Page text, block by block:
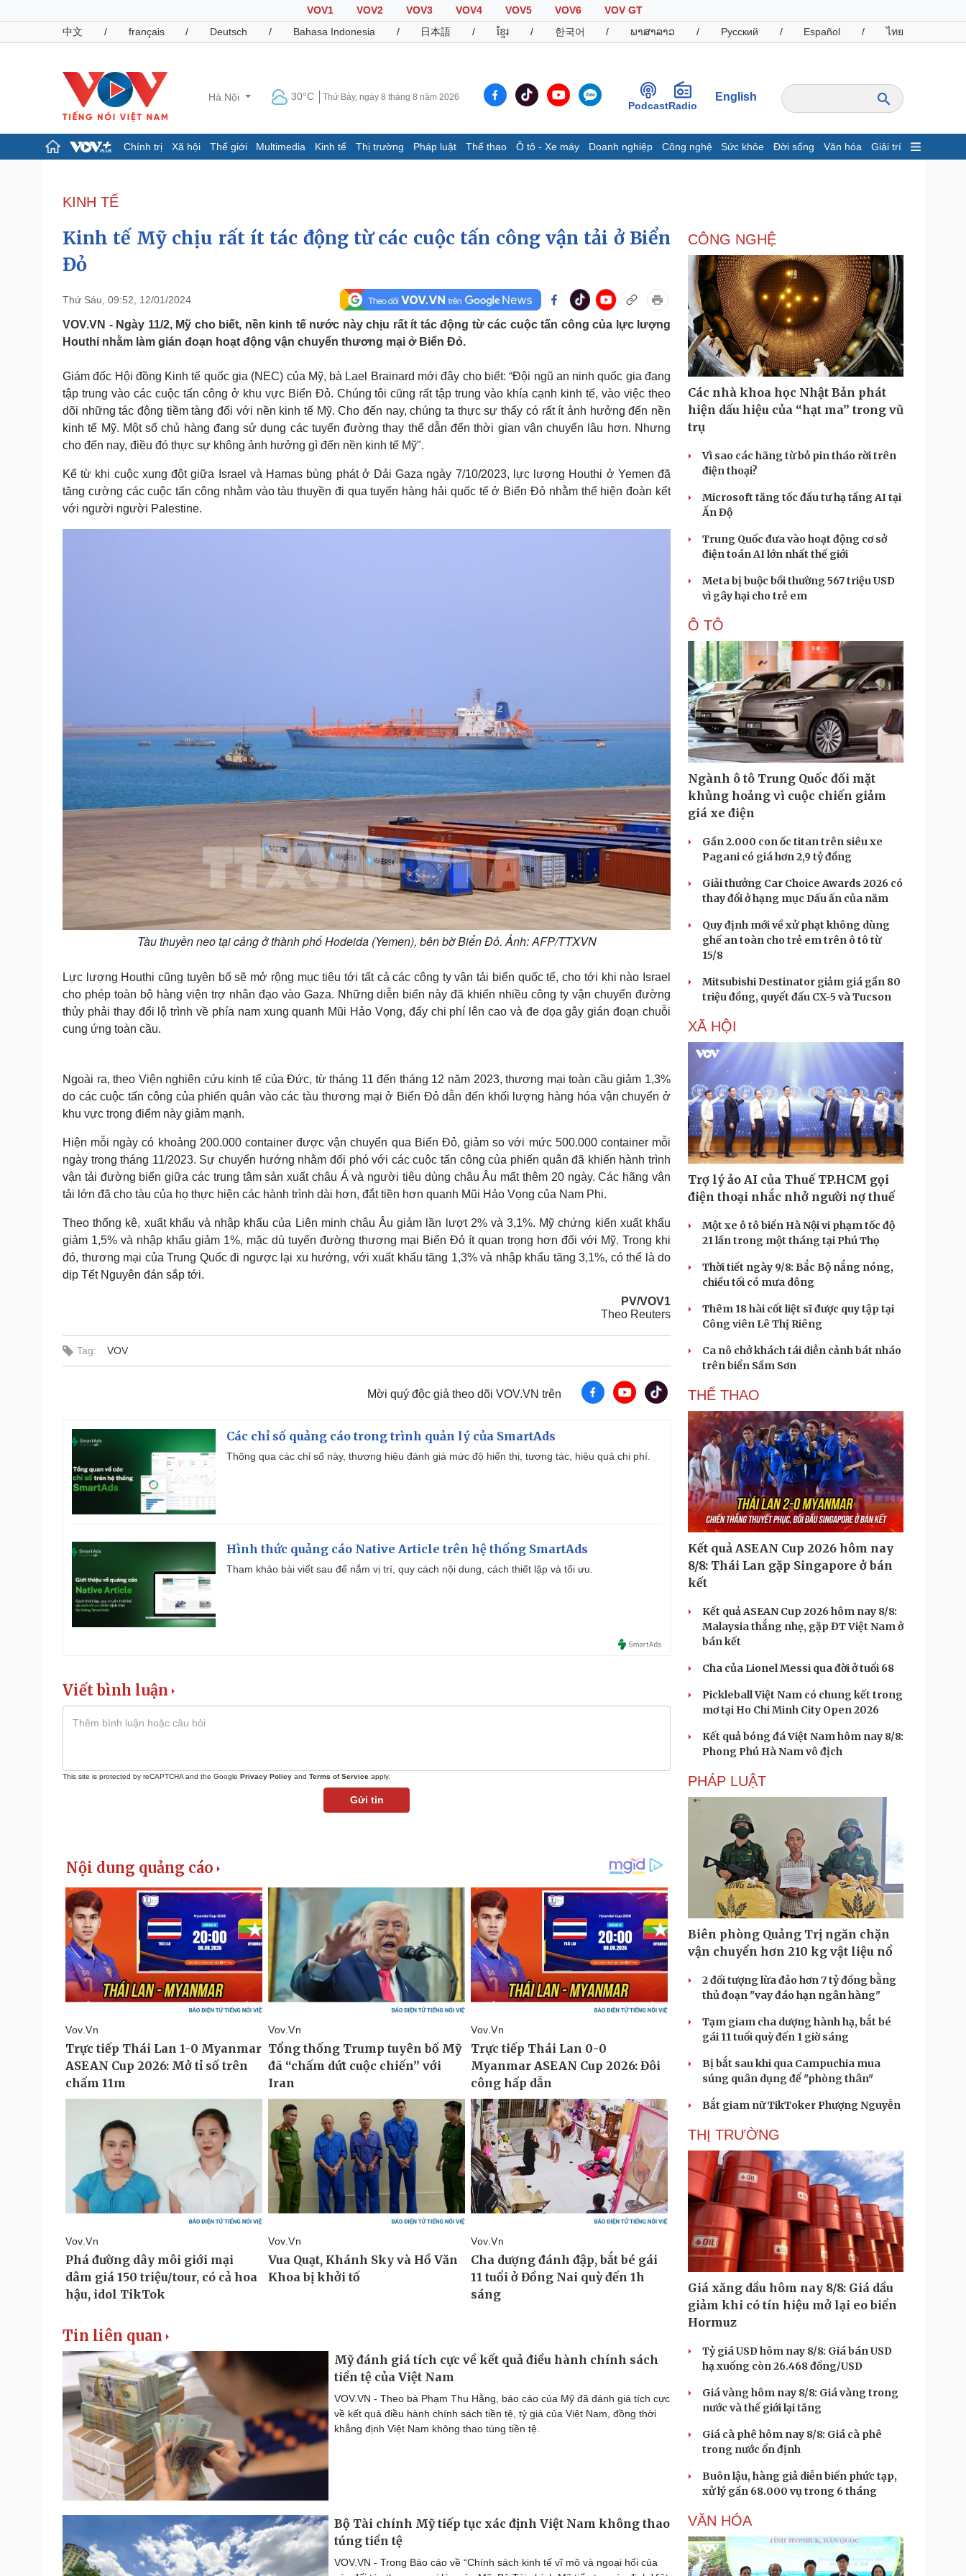
VOV1 VOV2 VOV3 VOV4 VOV5 VOV6
VOV GT
中文
/ français / Deutsch / Bahasa Indonesia / 日本語 / ខ្មែរ / 한국어 / ພາສາລາວ / Русский / Español / ไทย
Hà Nội 30°C Thứ Bảy, ngày 8 tháng 8 năm 2026
PodcastRadio
English
Chính trị Xã hội Thế giới Multimedia Kinh tế Thị trường Pháp luật Thể thao Ô tô - Xe máy Doanh nghiệp Công nghệ Sức khỏe Đời sống Văn hóa Giải trí
Đảng
Tổ chức nhân sự
Nhận diện sự thật
Giáo dục
Dấu ấn VOV
Infographic
Giá cà phê
Pháp luật
Tin nóng
Tư vấn luật
Việt Nam
Phân tích
Thể thao
Lịch thi đấu bóng đá
Thế giới thể thao
Hậu trường
Ô tô - Xe máy
Xe máy
Doanh nghiệp
Thông tin doanh nghiệp
Doanh nghiệp 24h
Doanh nhân
Vì cộng đồng
Công nghệ
Sành điệu
Tin Công nghệ
Trải nghiệm
Chuyển đổi số
Sức khỏe
Dinh dưỡng - món ngon
Cây thuốc
Sản phụ khoa
Nam khoa
Làm đẹp - giảm cân
Phòng mạch online
Đời sống
Nhà đẹp
Blog
Tình yêu - Gia đình
Văn hóa
Sân khấu - Điện ảnh
Văn học
Âm nhạc
Giải trí
Nghệ sĩ
Thời trang
Du lịch
Săn Tour
Podcast
Câu chuyện thời sự
Cửa sổ tình yêu
Kể chuyện cho bé
KINH TẾ
Kinh tế Mỹ chịu rất ít tác động từ các cuộc tấn công vận tải ở Biển
Đỏ
Thứ Sáu, 09:52, 12/01/2024
VOV.VN - Ngày 11/2, Mỹ cho biết, nền kinh tế nước này chịu rất ít tác động từ các cuộc tấn công của lực lượng
Houthi nhằm làm gián đoạn hoạt động vận chuyển thương mại ở Biển Đỏ.
Giám đốc Hội đồng Kinh tế quốc gia (NEC) của Mỹ, bà Lael Brainard mới đây cho biết: “Đội ngũ an ninh quốc gia đang
tập trung vào các cuộc tấn công ở khu vực Biển Đỏ. Chúng tôi cũng rất tập trung vào khía cạnh kinh tế, vào việc theo
dõi những tác động tiềm tàng đối với nền kinh tế Mỹ. Cho đến nay, chúng ta thực sự thấy có rất ít ảnh hưởng đến nền
kinh tế Mỹ. Một số chủ hàng đang sử dụng các tuyến đường thay thế dẫn đến thời gian vận chuyển lâu hơn. Nhưng
cho đến nay, điều đó thực sự không ảnh hưởng gì đến nền kinh tế Mỹ".
Kể từ khi cuộc xung đột giữa Israel và Hamas bùng phát ở Dải Gaza ngày 7/10/2023, lực lượng Houthi ở Yemen đã
tăng cường các cuộc tấn công nhằm vào tàu thuyền đi qua tuyến hàng hải quốc tế ở Biển Đỏ nhằm thể hiện đoàn kết
với người người Palestine.
Tàu thuyền neo tại cảng ở thành phố Hodeida (Yemen), bên bờ Biển Đỏ. Ảnh: AFP/TTXVN
Lực lượng Houthi cũng tuyên bố sẽ mở rộng mục tiêu tới tất cả các công ty vận tải biển quốc tế, cho tới khi nào Israel
cho phép toàn bộ hàng viện trợ nhân đạo vào Gaza. Những diễn biến này đã khiến nhiều công ty vận chuyển đường
thủy phải thay đổi lộ trình về phía nam xung quanh Mũi Hảo Vọng, đẩy chi phí lên cao và đe dọa gây gián đoạn chuỗi
cung ứng toàn cầu.
Ngoài ra, theo Viện nghiên cứu kinh tế của Đức, từ tháng 11 đến tháng 12 năm 2023, thương mại toàn cầu giảm 1,3%
do các cuộc tấn công của phiến quân vào các tàu thương mại ở Biển Đỏ dẫn đến khối lượng hàng hóa vận chuyển ở
khu vực trọng điểm này giảm mạnh.
Hiện mỗi ngày có khoảng 200.000 container được vận chuyển qua Biển Đỏ, giảm so với mức 500.000 container mỗi
ngày trong tháng 11/2023. Sự chuyển hướng nhằm đối phó với các cuộc tấn công của phiến quân đã khiến hành trình
vận tải đường biển giữa các trung tâm sản xuất châu Á và người tiêu dùng châu Âu mất thêm 20 ngày. Các hãng vận
tải lớn đã cho tàu của họ thực hiện các hành trình dài hơn, đắt tiền hơn quanh Mũi Hảo Vọng của Nam Phi.
Theo thống kê, xuất khẩu và nhập khẩu của Liên minh châu Âu giảm lần lượt 2% và 3,1%. Mỹ chứng kiến ​​xuất khẩu
giảm 1,5% và nhập khẩu giảm 1%, mặc dù tuyến đường thương mại Biển Đỏ ít quan trọng hơn đối với Mỹ. Trong khi
đó, thương mại của Trung Quốc đi ngược lại xu hướng, với xuất khẩu tăng 1,3% và nhập khẩu tăng 3,1%, có thể là do
dịp Tết Nguyên đán sắp tới.
PV/VOV1
Theo Reuters
Tag: VOV
Mời quý độc giả theo dõi VOV.VN trên
Các chỉ số quảng cáo trong trình quản lý của SmartAds
Thông qua các chỉ số này, thương hiệu đánh giá mức độ hiển thị, tương tác, hiệu quả chi phí.
Hình thức quảng cáo Native Article trên hệ thống SmartAds
Tham khảo bài viết sau để nắm vị trí, quy cách nội dung, cách thiết lập và tối ưu.
Viết bình luận
This site is protected by reCAPTCHA and the Google Privacy Policy and Terms of Service apply.
Gửi tin
Tin liên quan
Mỹ đánh giá tích cực về kết quả điều hành chính sách
tiền tệ của Việt Nam
VOV.VN - Theo bà Phạm Thu Hằng, báo cáo của Mỹ đã đánh giá tích cực
về kết quả điều hành chính sách tiền tệ, tỷ giả của Việt Nam, đồng thời
khẳng định Việt Nam không thao túng tiền tệ.
Bộ Tài chính Mỹ tiếp tục xác định Việt Nam không thao
túng tiền tệ
VOV.VN - Trong Báo cáo về “Chính sách kinh tế vĩ mô và ngoại hối của
CÔNG NGHỆ
Các nhà khoa học Nhật Bản phát
hiện dấu hiệu của “hạt ma” trong vũ
trụ
Vì sao các hãng từ bỏ pin tháo rời trên
điện thoại?
Microsoft tăng tốc đầu tư hạ tầng AI tại
Ấn Độ
Trung Quốc đưa vào hoạt động cơ sở
điện toán AI lớn nhất thế giới
Meta bị buộc bồi thường 567 triệu USD
vì gây hại cho trẻ em
Ô TÔ
Ngành ô tô Trung Quốc đối mặt
khủng hoảng vì cuộc chiến giảm
giá xe điện
Gần 2.000 con ốc titan trên siêu xe
Pagani có giá hơn 2,9 tỷ đồng
Giải thưởng Car Choice Awards 2026 có
thay đổi ở hạng mục Dấu ấn của năm
Quy định mới về xử phạt không dùng
ghế an toàn cho trẻ em trên ô tô từ
15/8
Mitsubishi Destinator giảm giá gần 80
triệu đồng, quyết đấu CX-5 và Tucson
XÃ HỘI
Trợ lý ảo AI của Thuế TP.HCM gọi
điện thoại nhắc nhở người nợ thuế
Một xe ô tô biển Hà Nội vi phạm tốc độ
21 lần trong một tháng tại Phú Thọ
Thời tiết ngày 9/8: Bắc Bộ nắng nóng,
chiều tối có mưa dông
Thêm 18 hài cốt liệt sĩ được quy tập tại
Công viên Lê Thị Riêng
Ca nô chở khách tái diễn cảnh bát nháo
trên biển Sầm Sơn
THỂ THAO
Kết quả ASEAN Cup 2026 hôm nay
8/8: Thái Lan gặp Singapore ở bán
kết
Kết quả ASEAN Cup 2026 hôm nay 8/8:
Malaysia thắng nhẹ, gặp ĐT Việt Nam ở
bán kết
Cha của Lionel Messi qua đời ở tuổi 68
Pickleball Việt Nam có chung kết trong
mơ tại Ho Chi Minh City Open 2026
Kết quả bóng đá Việt Nam hôm nay 8/8:
Phong Phú Hà Nam vô địch
PHÁP LUẬT
Biên phòng Quảng Trị ngăn chặn
vận chuyển hơn 210 kg vật liệu nổ
2 đối tượng lừa đảo hơn 7 tỷ đồng bằng
thủ đoạn "vay đáo hạn ngân hàng"
Tạm giam cha dượng hành hạ, bắt bé
gái 11 tuổi quỳ đến 1 giờ sáng
Bị bắt sau khi qua Campuchia mua
súng quân dụng để "phòng thân"
Bắt giam nữ TikToker Phượng Nguyễn
THỊ TRƯỜNG
Giá xăng dầu hôm nay 8/8: Giá dầu
giảm khi có tín hiệu mở lại eo biển
Hormuz
Tỷ giá USD hôm nay 8/8: Giá bán USD
hạ xuống còn 26.468 đồng/USD
Giá vàng hôm nay 8/8: Giá vàng trong
nước và thế giới lại tăng
Giá cà phê hôm nay 8/8: Giá cà phê
trong nước ổn định
Buôn lậu, hàng giả diễn biến phức tạp,
xử lý gần 68.000 vụ trong 6 tháng
VĂN HÓA